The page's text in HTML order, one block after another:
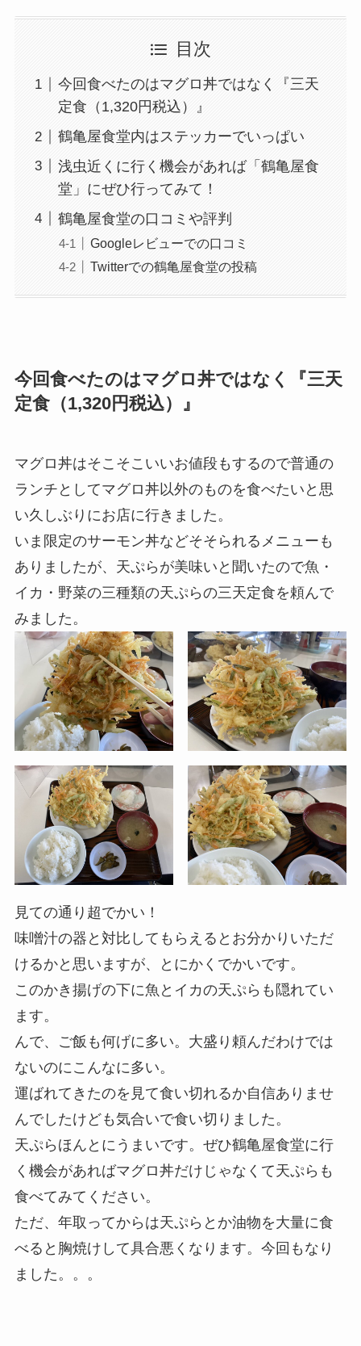
目次
今回食べたのはマグロ丼ではなく『三天
定食（1,320円税込）』
鶴亀屋食堂内はステッカーでいっぱい
浅虫近くに行く機会があれば「鶴亀屋食
堂」にぜひ行ってみて！
鶴亀屋食堂の口コミや評判
Googleレビューでの口コミ
Twitterでの鶴亀屋食堂の投稿
今回食べたのはマグロ丼ではなく『三天
定食（1,320円税込）』
マグロ丼はそこそこいいお値段もするので普通の
ランチとしてマグロ丼以外のものを食べたいと思
い久しぶりにお店に行きました。
いま限定のサーモン丼などそそられるメニューも
ありましたが、天ぷらが美味いと聞いたので魚・
イカ・野菜の三種類の天ぷらの三天定食を頼んで
みました。
見ての通り超でかい！
味噌汁の器と対比してもらえるとお分かりいただ
けるかと思いますが、とにかくでかいです。
このかき揚げの下に魚とイカの天ぷらも隠れてい
ます。
んで、ご飯も何げに多い。大盛り頼んだわけでは
ないのにこんなに多い。
運ばれてきたのを見て食い切れるか自信ありませ
んでしたけども気合いで食い切りました。
天ぷらほんとにうまいです。ぜひ鶴亀屋食堂に行
く機会があればマグロ丼だけじゃなくて天ぷらも
食べてみてください。
ただ、年取ってからは天ぷらとか油物を大量に食
べると胸焼けして具合悪くなります。今回もなり
ました。。。